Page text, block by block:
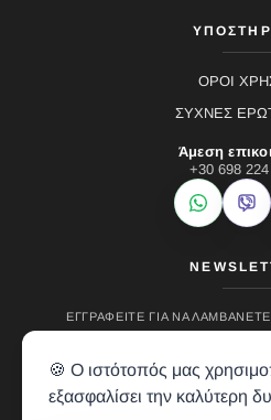
ΟΡΟΙ
ΣΥΧΝΕΣ
Άμεση
+30 698
ΕΓΓΡΑΦΕΊΤΕ ΓΙΑ ΝΑ
🍪 Ο ιστότοπός μας
εξασφαλίσει την καλύτερη